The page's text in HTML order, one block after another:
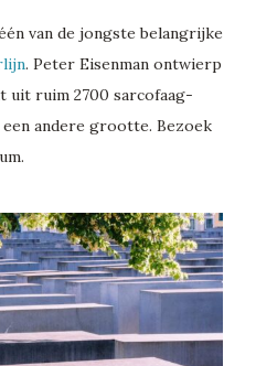
van de jongste belangrijke
. Peter Eisenman ontwierp
uit ruim 2700 sarcofaag-
een andere grootte. Bezoek